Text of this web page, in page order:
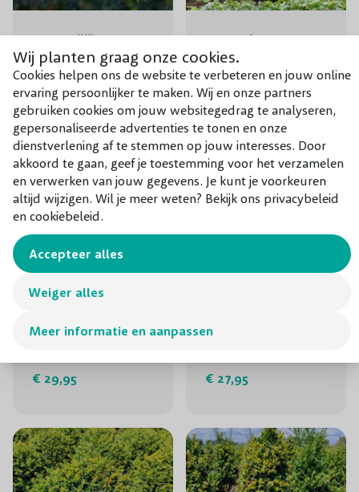
Wij planten graag onze cookies.
Cookies helpen ons de website te verbeteren en jouw online
ervaring persoonlijker te maken. Wij en onze partners
gebruiken cookies om jouw websitegedrag te analyseren,
gepersonaliseerde advertenties te tonen en onze
dienstverlening af te stemmen op jouw interesses. Door
akkoord te gaan, geef je toestemming voor het verzamelen
en verwerken van jouw gegevens. Je kunt je voorkeuren
altijd wijzigen. Wil je meer weten? Bekijk ons privacybeleid
en cookiebeleid.
Meer informatie en aanpassen
Weiger alles
Accepteer alles
Taxus Hillii
€ 19,50
Prunus laurocerasus
‘Filigrow Sofia’
€ 10,95
Taxus baccata Bol
€ 29,95
Japanse Hulst
€ 27,95